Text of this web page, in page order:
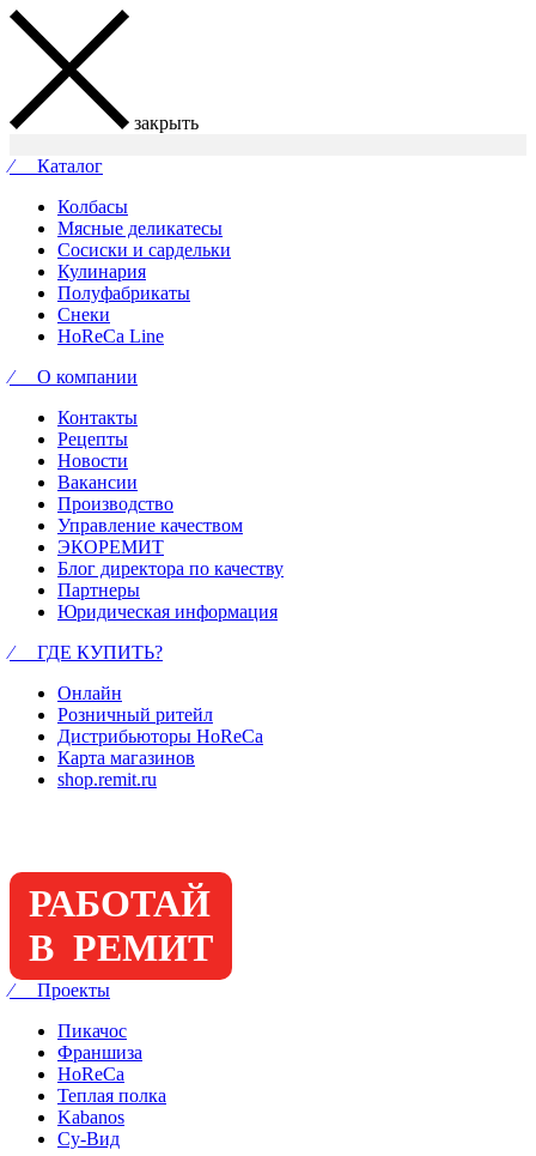
закрыть
⁄ Каталог
Колбасы
Мясные деликатесы
Сосиски и сардельки
Кулинария
Полуфабрикаты
Снеки
HoReCa Line
⁄ О компании
Контакты
Рецепты
Новости
Вакансии
Производство
Управление качеством
ЭКОРЕМИТ
Блог директора по качеству
Партнеры
Юридическая информация
⁄ ГДЕ КУПИТЬ?
Онлайн
Розничный ритейл
Дистрибьюторы HoReCa
Карта магазинов
shop.remit.ru
РАБОТАЙ
В РЕМИТ
⁄ Проекты
Пикачос
Франшиза
HoReCa
Теплая полка
Kabanos
Су-Вид